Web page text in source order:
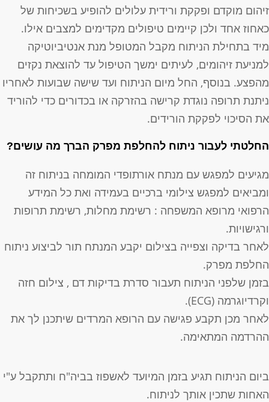
זיהום מוקדם ופקקת ורידית עלולים להופיע בשכיחות של
כאחוז אחד ולכן קיימים טיפולים מקדימים למצבים אילו.
מיד בתחילת הניתוח מקבל המטופל מנת אנטיביוטיקה
למניעת זיהומים, לעיתים ימשך הטיפול עד להוצאת נקזים
מהפצע. בנוסף, החל מיום הניתוח ועד שישה שבועות לאחריו
ניתנת תרופה נוגדת קרישה בהזרקה או בכדורים כדי להוריד
את הסיכוי לפקקת הורידים.
החלטתי לעבור ניתוח להחלפת מפרק הברך מה עושים?
מגיעים למפגש עם מנתח אורתופדי המומחה בניתוח זה
ומביאים למפגש צילומי ברכיים בעמידה ואת כל המידע
הרפואי מרופא המשפחה : רשימת מחלות, רשימת תרופות
ורגישויות.
לאחר בדיקה וצפייה בצילום יקבע המנתח תור לביצוע ניתוח
החלפת מפרק.
בזמן שלפני הניתוח תעבור סדרת בדיקות דם , צילום חזה
וקרדיוגרמה (ECG).
לאחר מכן תקבע פגישה עם הרופא המרדים שיתכנן לך את
ההרדמה המתאימה.
ביום הניתוח תגיע בזמן המיועד לאשפוז בביה"ח ותתקבל ע"י
האחות שתכין אותך לניתוח.